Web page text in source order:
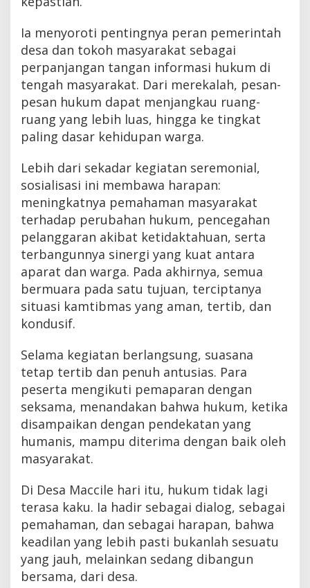
Ia menyoroti pentingnya peran pemerintah
desa dan tokoh masyarakat sebagai
perpanjangan tangan informasi hukum di
tengah masyarakat. Dari merekalah, pesan-
pesan hukum dapat menjangkau ruang-
ruang yang lebih luas, hingga ke tingkat
paling dasar kehidupan warga.
Lebih dari sekadar kegiatan seremonial,
sosialisasi ini membawa harapan:
meningkatnya pemahaman masyarakat
terhadap perubahan hukum, pencegahan
pelanggaran akibat ketidaktahuan, serta
terbangunnya sinergi yang kuat antara
aparat dan warga. Pada akhirnya, semua
bermuara pada satu tujuan, terciptanya
situasi kamtibmas yang aman, tertib, dan
kondusif.
Selama kegiatan berlangsung, suasana
tetap tertib dan penuh antusias. Para
peserta mengikuti pemaparan dengan
seksama, menandakan bahwa hukum, ketika
disampaikan dengan pendekatan yang
humanis, mampu diterima dengan baik oleh
masyarakat.
Di Desa Maccile hari itu, hukum tidak lagi
terasa kaku. Ia hadir sebagai dialog, sebagai
pemahaman, dan sebagai harapan, bahwa
keadilan yang lebih pasti bukanlah sesuatu
yang jauh, melainkan sedang dibangun
bersama, dari desa.